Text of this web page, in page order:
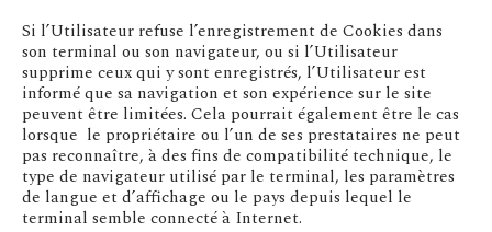
Si l’Utilisateur refuse l’enregistrement de Cookies dans
son terminal ou son navigateur, ou si l’Utilisateur
supprime ceux qui y sont enregistrés, l’Utilisateur est
informé que sa navigation et son expérience sur le site
peuvent être limitées. Cela pourrait également être le cas
lorsque le propriétaire ou l’un de ses prestataires ne peut
pas reconnaître, à des fins de compatibilité technique, le
type de navigateur utilisé par le terminal, les paramètres
de langue et d’affichage ou le pays depuis lequel le
terminal semble connecté à Internet.